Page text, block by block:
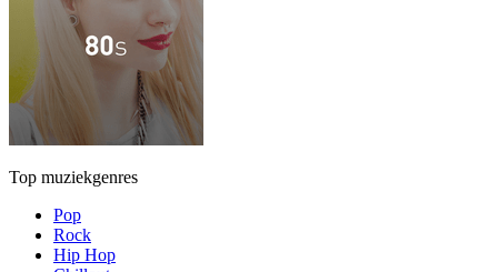
Top muziekgenres
Pop
Rock
Hip Hop